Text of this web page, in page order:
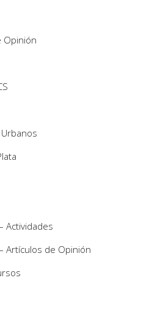
Opinión
Actividades
Artículos de Opinión